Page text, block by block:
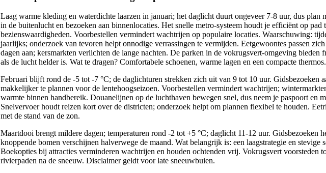
Laag warme kleding en waterdichte laarzen in januari; het daglicht duurt ongeveer 7-8 uur, dus plan
in de buitenlucht en bezoeken aan binnenlocaties. Het snelle metro-systeem houdt je efficiënt op pad
bezienswaardigheden. Voorbestellen vermindert wachtrijen op populaire locaties. Waarschuwing:
jaarlijks; onderzoek van tevoren helpt onnodige verrassingen te vermijden. Eetgewoontes passen
dagen aan; kersmarkten verlichten de lange nachten. De parken in de vokrugsvert-omgeving bieden
als de lucht helder is. Wat te dragen? Comfortabele schoenen, warme lagen en een compacte thermos.
Februari blijft rond de -5 tot -7 °C; de daglichturen strekken zich uit van 9 tot 10 uur. Gidsbezoeken
makkelijker te plannen voor de lentehoogseizoen. Voorbestellen vermindert wachtrijen;
warmte binnen handbereik. Douanelijnen op de luchthaven bewegen snel, dus neem je paspoort en
Snelvervoer houdt reizen kort over de districten; onderzoek helpt om plannen flexibel te houden.
met de stand van de zon.
Maartdooi brengt mildere dagen; temperaturen rond -2 tot +5 °C; daglicht 11-12 uur. Gidsbezoeken
knoppende bomen verschijnen halverwege de maand. Wat belangrijk is: een laagstrategie en stevige
Boekopties bij attracties verminderen wachtrijen en houden ochtenden vrij. Vokrugsvert voorsteden
rivierpaden na de sneeuw. Disclaimer geldt voor late sneeuwbuien.